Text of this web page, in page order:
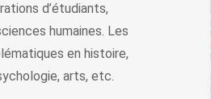
d’étudiants,
humaines. Les
en histoire,
arts, etc.